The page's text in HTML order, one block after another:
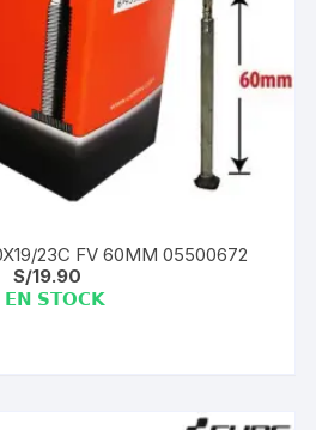
23C FV 60MM 05500672
S/19.90
𝗘𝗡 𝗦𝗧𝗢𝗖𝗞